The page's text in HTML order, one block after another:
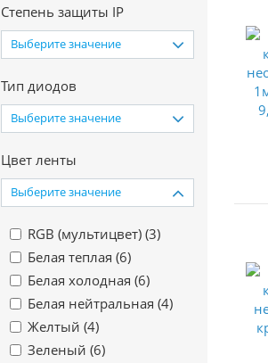
Степень защиты IP
Выберите значение
Тип диодов
Выберите значение
Цвет ленты
Выберите значение
RGB (мультицвет) (3)
Белая теплая (6)
Белая холодная (6)
Белая нейтральная (4)
Желтый (4)
Зеленый (6)